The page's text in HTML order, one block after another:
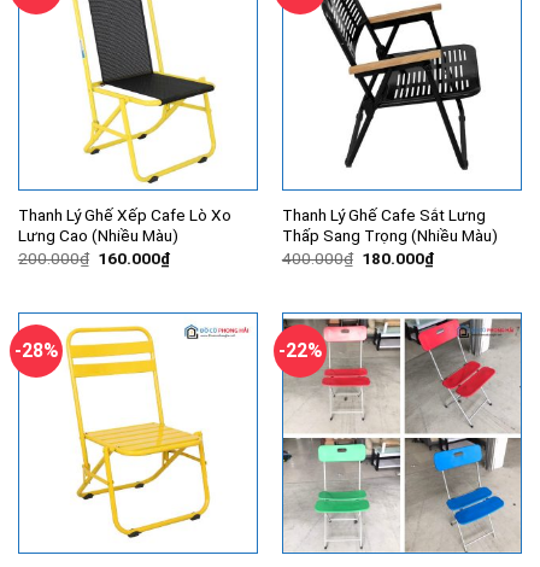
Thanh Lý Ghế Xếp Cafe Lò Xo
Lưng Cao (Nhiều Màu)
200.000₫ Giá
160.000₫Giá
hiện
160.000₫.
Thanh Lý Ghế Cafe Sắt Lưng
Thấp Sang Trọng (Nhiều Màu)
400.000₫ Giá
180.000₫Giá
hiện
180.000₫.
-28% -22%